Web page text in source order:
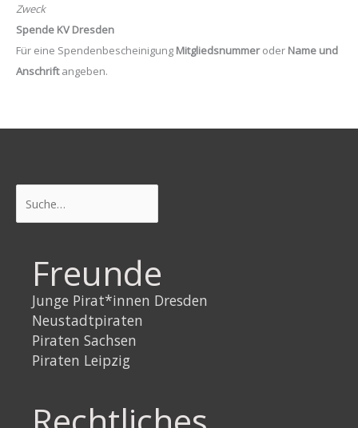
Zweck
Spende KV Dresden
Für eine Spendenbescheinigung Mitgliedsnummeroder Name und
Anschriftangeben.
Freunde
Junge Pirat*innen Dresden
Neustadtpiraten
Piraten Sachsen
Piraten Leipzig